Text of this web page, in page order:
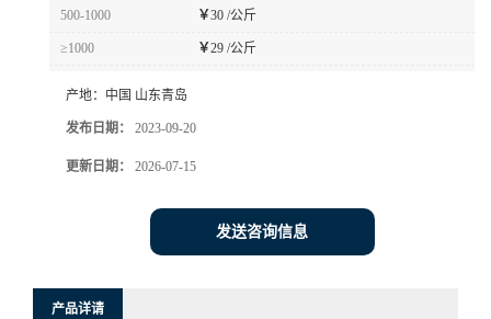
500-1000 ￥30 /公斤
≥1000 ￥29 /公斤
产地： 中国 山东青岛
发布日期： 2023-09-20
更新日期： 2026-07-15
发送咨询信息
产品详请